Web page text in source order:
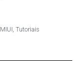
MIUI, Tutoriais